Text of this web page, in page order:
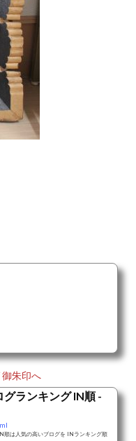
ランキング IN順 -
順は人気の高いブログを INランキング順